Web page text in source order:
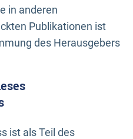
in anderen
Publikationen ist
des Herausgebers
ist als Teil des